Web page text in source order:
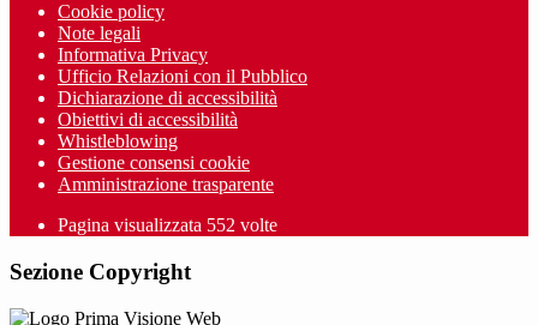
Cookie policy
Note legali
Informativa Privacy
Ufficio Relazioni con il Pubblico
Dichiarazione di accessibilità
Obiettivi di accessibilità
Whistleblowing
Gestione consensi cookie
Amministrazione trasparente
Pagina visualizzata 552 volte
Sezione Copyright